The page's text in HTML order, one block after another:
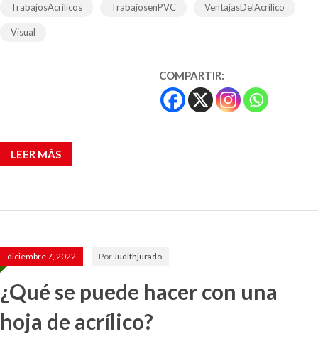
TrabajosAcrilicos TrabajosenPVC VentajasDelAcrilico
Visual
COMPARTIR:
LEER MÁS
diciembre 7, 2022 Por Judithjurado
¿Qué se puede hacer con una
hoja de acrílico?